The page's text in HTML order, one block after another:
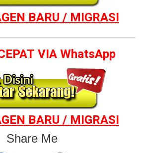
BARU / MIGRASI
VIA WhatsApp
BARU / MIGRASI
Share Me